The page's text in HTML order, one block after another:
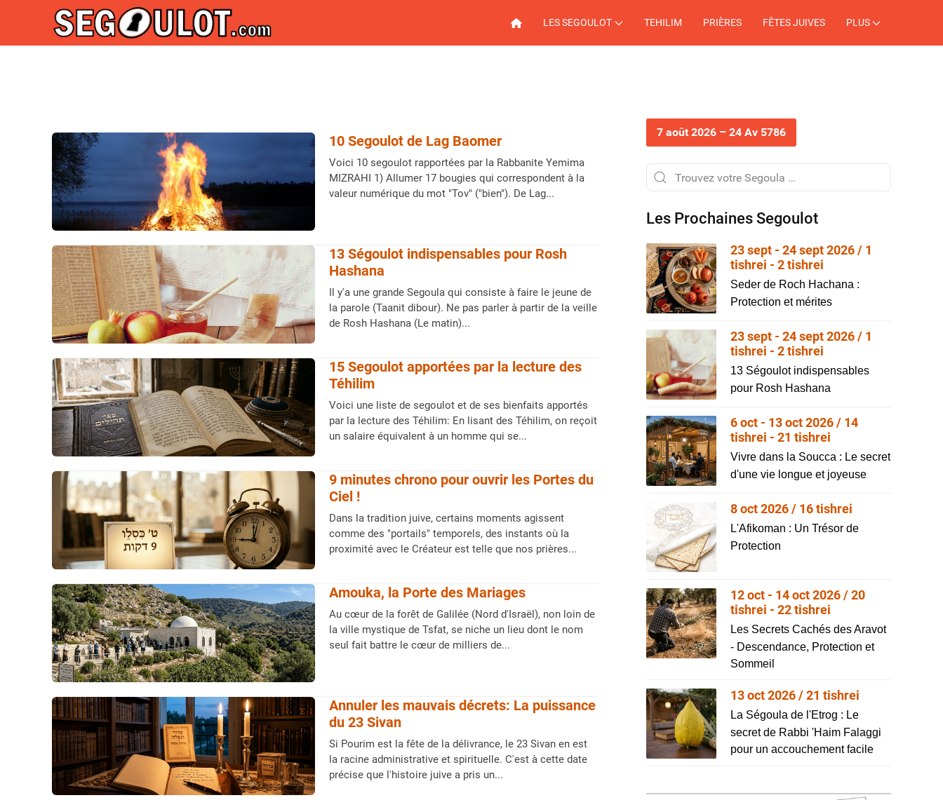
LES SEGOULOT TEHILIM PRIÈRES FÊTES JUIVES PLUS
10 Segoulot de Lag Baomer
Voici 10 segoulot rapportées par la Rabbanite Yemima
MIZRAHI 1) Allumer 17 bougies qui correspondent à la
valeur numérique du mot "Tov" ("bien"). De Lag...
13 Ségoulot indispensables pour Rosh
Hashana
Il y'a une grande Segoula qui consiste à faire le jeune de
la parole (Taanit dibour). Ne pas parler à partir de la veille
de Rosh Hashana (Le matin)...
15 Segoulot apportées par la lecture des
Téhilim
Voici une liste de segoulot et de ses bienfaits apportés
par la lecture des Téhilim: En lisant des Téhilim, on reçoit
un salaire équivalent à un homme qui se...
9 minutes chrono pour ouvrir les Portes du
Ciel !
Dans la tradition juive, certains moments agissent
comme des "portails" temporels, des instants où la
proximité avec le Créateur est telle que nos prières...
Amouka, la Porte des Mariages
Au cœur de la forêt de Galilée (Nord d'Israël), non loin de
la ville mystique de Tsfat, se niche un lieu dont le nom
seul fait battre le cœur de milliers de...
Annuler les mauvais décrets: La puissance
du 23 Sivan
Si Pourim est la fête de la délivrance, le 23 Sivan en est
la racine administrative et spirituelle. C'est à cette date
précise que l'histoire juive a pris un...
7 août 2026 – 24 Av 5786
Les Prochaines Segoulot
23 sept - 24 sept 2026 / 1
tishrei - 2 tishrei
Seder de Roch Hachana :
Protection et mérites
23 sept - 24 sept 2026 / 1
tishrei - 2 tishrei
13 Ségoulot indispensables
pour Rosh Hashana
6 oct - 13 oct 2026 / 14
tishrei - 21 tishrei
Vivre dans la Soucca : Le secret
d'une vie longue et joyeuse
8 oct 2026 / 16 tishrei
L'Afikoman : Un Trésor de
Protection
12 oct - 14 oct 2026 / 20
tishrei - 22 tishrei
Les Secrets Cachés des Aravot
- Descendance, Protection et
Sommeil
13 oct 2026 / 21 tishrei
La Ségoula de l'Etrog : Le
secret de Rabbi 'Haim Falaggi
pour un accouchement facile